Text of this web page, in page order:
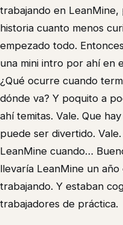
trabajando en
historia cuanto menos
empezado todo.
una mini intro por ahí en
¿Qué ocurre cuando
dónde va? Y poquito a
ahí temitas. Vale. Que
puede ser divertido.
LeanMine cuando…
llevaría LeanMine un
trabajando. Y estaban
trabajadores de práctica.